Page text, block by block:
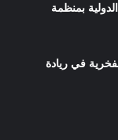
بمنظمة
في ريادة